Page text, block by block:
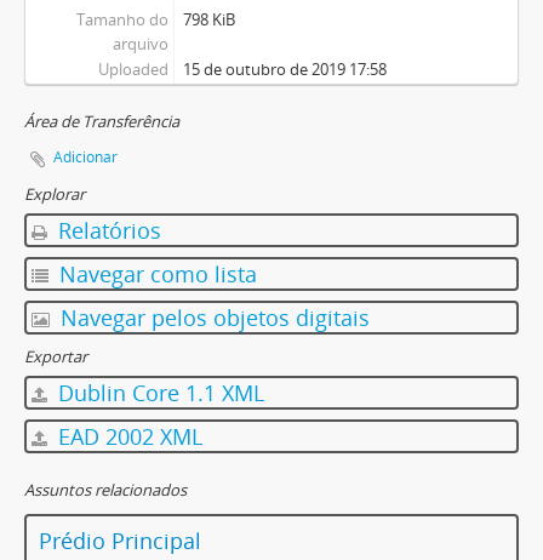
Tamanho do
arquivo
798 KiB
Uploaded 15 de outubro de 2019 17:58
Área de Transferência
Adicionar
Explorar
Relatórios
Navegar como lista
Navegar pelos objetos digitais
Exportar
Dublin Core 1.1 XML
EAD 2002 XML
Assuntos relacionados
Prédio Principal